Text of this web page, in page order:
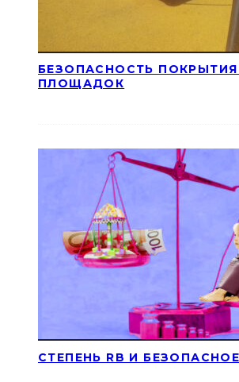
БЕЗОПАСНОСТЬ
ПЛОЩАДОК
СТЕПЕНЬ RB И